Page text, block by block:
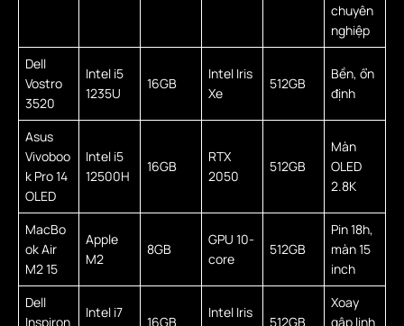
chuyên
nghiệp
Dell
Vostro
3520
Intel i5
1235U
16GB
Intel Iris
Xe
512GB
Bền, ổn
định
Asus
Vivoboo
k Pro 14
OLED
Intel i5
12500H
16GB
RTX
2050
512GB
Màn
OLED
2.8K
MacBo
ok Air
M2 15
Apple
M2
8GB
GPU 10-
core
512GB
Pin 18h,
màn 15
inch
Dell
Inspiron
Intel i7
16GB
Intel Iris
512GB
Xoay
gập linh